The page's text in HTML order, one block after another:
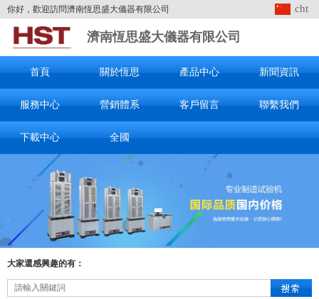
你好，歡迎訪問濟南恆思盛大儀器有限公司 cht
濟南恆思盛大儀器有限公司
首頁 關於恆思 產品中心 新聞資訊
服務中心 營銷體系 客戶留言 聯繫我們
下載中心 全國
大家還感興趣的有：